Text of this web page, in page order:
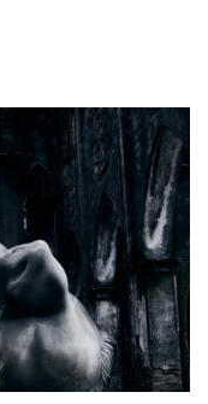
- Gia đình